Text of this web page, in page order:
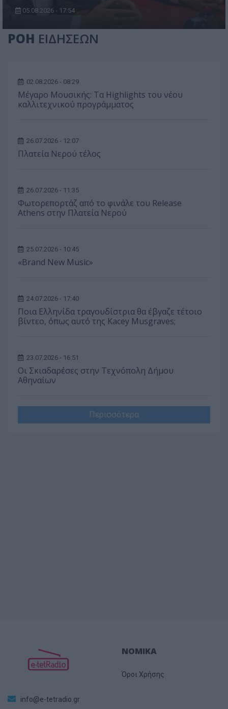
05.08.2026 - 17:54
ΡΟΗ ΕΙΔΗΣΕΩΝ
02.08.2026 - 08:29
Μέγαρο Μουσικής: Τα Highlights του νέου
καλλιτεχνικού προγράμματος
26.07.2026 - 12:07
Πλατεία Νερού τέλος
26.07.2026 - 11:35
Φωτορεπορτάζ από το φινάλε του Release
Athens στην Πλατεία Νερού
25.07.2026 - 10:45
«Brand New Music»
24.07.2026 - 17:40
Ποια Ελληνίδα τραγουδίστρια θα έβγαζε τέτοιο
βίντεο, όπως αυτό της Kacey Musgraves;
23.07.2026 - 16:51
Οι Σκιαδαρέσες στην Τεχνόπολη Δήμου
Αθηναίων
Περισσότερα
info@e-tetradio.gr
ΝΟΜΙΚΑ
Όροι Χρήσης